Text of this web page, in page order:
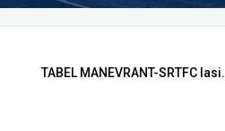
TABEL MANEVRANT-SRTFC Iasi.